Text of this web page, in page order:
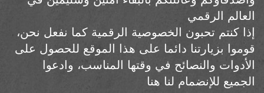
العالم الرقمي
إذا كنتم تحبون الخصوصية الرقمية كما نفعل نحن،
قوموا بزيارتنا دائما على هذا الموقع للحصول على
الأدوات والنصائح في وقتها المناسب، وادعوا
الجميع للإنضمام لنا هنا